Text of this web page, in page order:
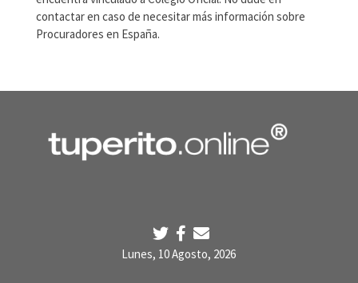
contactar en caso de necesitar más información sobre
Procuradores en España.
Lunes, 10 Agosto, 2026